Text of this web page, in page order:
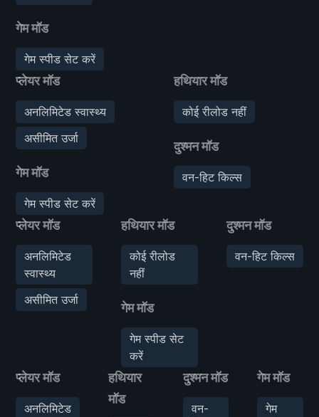
गेम मॉड
गेम स्पीड सेट करें
प्लेयर मॉड
अनलिमिटेड स्वास्थ्य
असीमित उर्जा
गेम मॉड
गेम स्पीड सेट करें
हथियार मॉड
कोई रीलोड नहीं
दुश्मन मॉड
वन-हिट किल्स
प्लेयर मॉड
अनलिमिटेड
स्वास्थ्य
असीमित उर्जा
हथियार मॉड
कोई रीलोड
नहीं
गेम मॉड
गेम स्पीड सेट
करें
दुश्मन मॉड
वन-हिट किल्स
प्लेयर मॉड
अनलिमिटेड
हथियार
मॉड
दुश्मन मॉड
वन-
गेम मॉड
गेम